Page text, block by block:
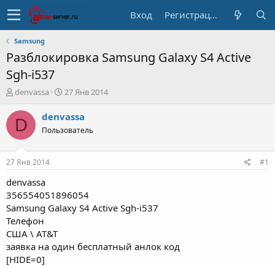
Вход Регистрация
Samsung
Разблокировка Samsung Galaxy S4 Active
Sgh-i537
А
т
р
е
м
ы
denvassa
Д
т
н
а
27 Янв 2014
D denvassa
Пользователь
27 Янв 2014 #1
denvassa
356554051896054
Samsung Galaxy S4 Active Sgh-i537
Телефон
США \ AT&T
заявка на один бесплатный анлок код
[HIDE=0]